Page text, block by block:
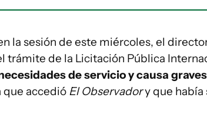
la sesión de este miércoles, el
trámite de la Licitación Pública
de servicio y causa
que accedió El Observadory que había